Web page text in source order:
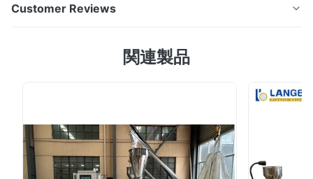
た圧力クラスが付いているPEの管 適用: PEの管の放出ラ
ーション、等の分野で必要とされる異なった圧力クラスが
出機はポリエチレンの突き出る専門装置材料である。、下
ポリオレフィンの管の製造業を、パネル、シート、フィル
ム、ヤーンおよびペレタイジングを施すこと、等適用する
ことができる…それは以下の項目から成っている: 運転モ
Customer Reviews
Based on 50 reviews recently
100%
0
関連製品